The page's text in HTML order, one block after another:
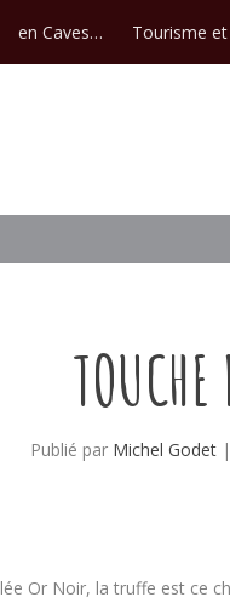
en Caves… Tourisme
Publié par Michel Godet |
Or Noir, la truffe est ce